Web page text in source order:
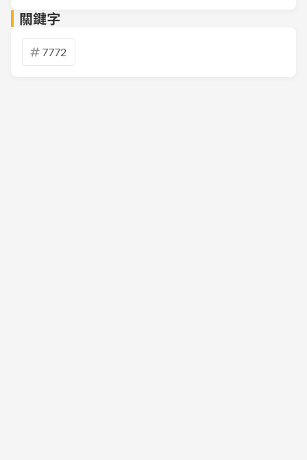
關鍵字
7772